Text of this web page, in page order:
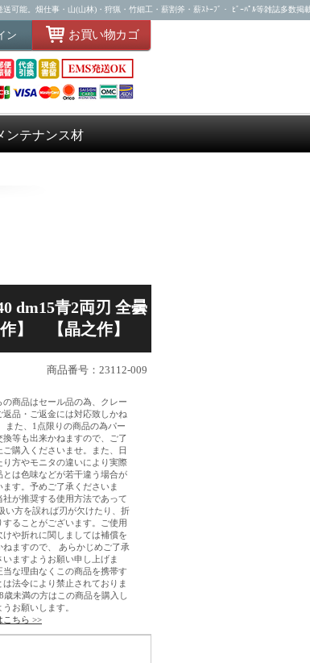
能。畑仕事・山(山林)・狩猟・竹細工・薪割斧・薪ｽﾄｰﾌﾞ・ ﾋﾞｰﾊﾟﾙ等雑誌多数掲
ン お買い物カゴ
ンテナンス材
dm15青2両刃 全曇
作】 【晶之作】
商品番号：23112-009
の商品はセール品の為、クレー
返品・ご返金には対応致しかね
また、1点限りの商品の為パー
換等も出来かねますので、ご了
ご購入くださいませ。 また、日
り方やモニタの違いにより実際
とは色味などが若干違う場合が
ます。 予めご了承くださいま
社が推奨する使用方法であって
い方を誤れば刃が欠けたり、折
することがございます。 ご使用
けや折れに関しましては補償を
ねますので、 あらかじめご了承
いますようお願い申し上げま
当な理由なくこの商品を携帯す
は法令により禁止されておりま
歳未満の方はこの商品を購入し
うお願いします。
こちら >>